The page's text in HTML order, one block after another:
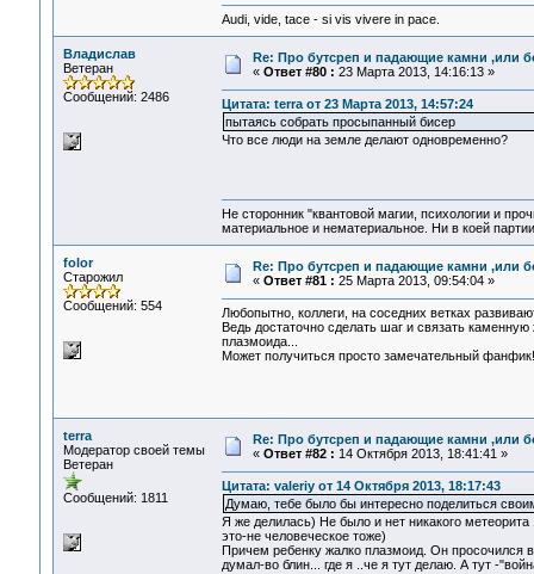
Audi, vide, tace - si vis vivere in pace.
Владислав
Ветеран
Сообщений: 2486
Re: Про бутсреп и падающие камни ,или
« Ответ #80 : 23 Марта 2013, 14:16:13 »
Цитата: terra от 23 Марта 2013, 14:57:24
пытаясь собрать просыпанный бисер
Что все люди на земле делают одновременно?
Не сторонник "квантовой магии, психологии и
материальное и нематериальное. Ни в коей
folor
Старожил
Сообщений: 554
Re: Про бутсреп и падающие камни ,или
« Ответ #81 : 25 Марта 2013, 09:54:04 »
Любопытно, коллеги, на соседних ветках
Ведь достаточно сделать шаг и связать
плазмоида...
Может получиться просто замечательный фанфик!
terra
Модератор своей темы
Ветеран
Сообщений: 1811
Re: Про бутсреп и падающие камни ,или
« Ответ #82 : 14 Октября 2013, 18:41:41 »
Цитата: valeriy от 14 Октября 2013, 18:17:43
Думаю, тебе было бы интересно поделиться
Я же делилась) Не было и нет никакого
это-не человеческое тоже)
Причем ребенку жалко плазмоид. Он
думал-во блин... где я ..че я тут делаю. А тут -